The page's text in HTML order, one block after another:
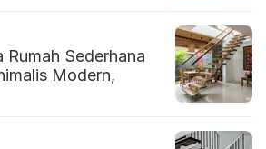
Rumah Sederhana
Modern,